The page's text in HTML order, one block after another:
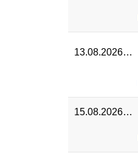
13.08.2026…
15.08.2026…